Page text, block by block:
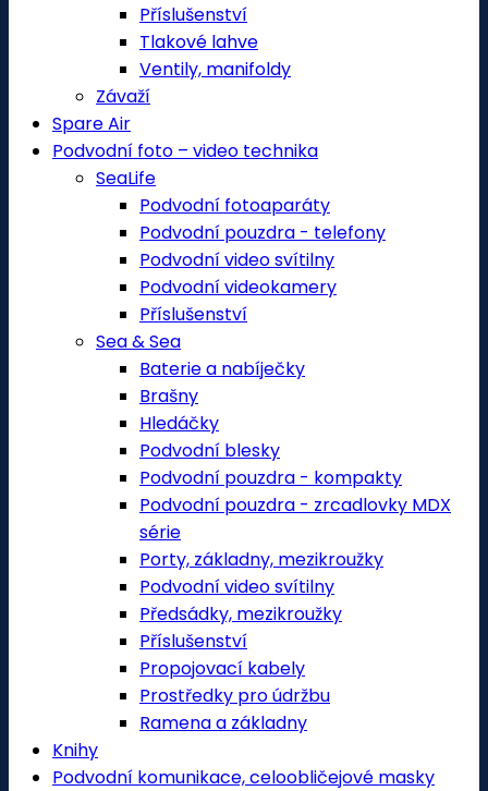
Příslušenství
Tlakové lahve
Ventily, manifoldy
Závaží
Spare Air
Podvodní foto – video technika
SeaLife
Podvodní fotoaparáty
Podvodní pouzdra - telefony
Podvodní video svítilny
Podvodní videokamery
Příslušenství
Sea & Sea
Baterie a nabíječky
Brašny
Hledáčky
Podvodní blesky
Podvodní pouzdra - kompakty
Podvodní pouzdra - zrcadlovky MDX
série
Porty, základny, mezikroužky
Podvodní video svítilny
Předsádky, mezikroužky
Příslušenství
Propojovací kabely
Prostředky pro údržbu
Ramena a základny
Knihy
Podvodní komunikace, celoobličejové masky